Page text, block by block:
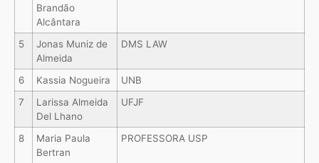
Brandão
Alcântara
5
Jonas Muniz de
Almeida
DMS LAW
6 Kassia Nogueira
UNB
7
Larissa Almeida
Del Lhano
UFJF
8
Maria Paula
Bertran
PROFESSORA USP